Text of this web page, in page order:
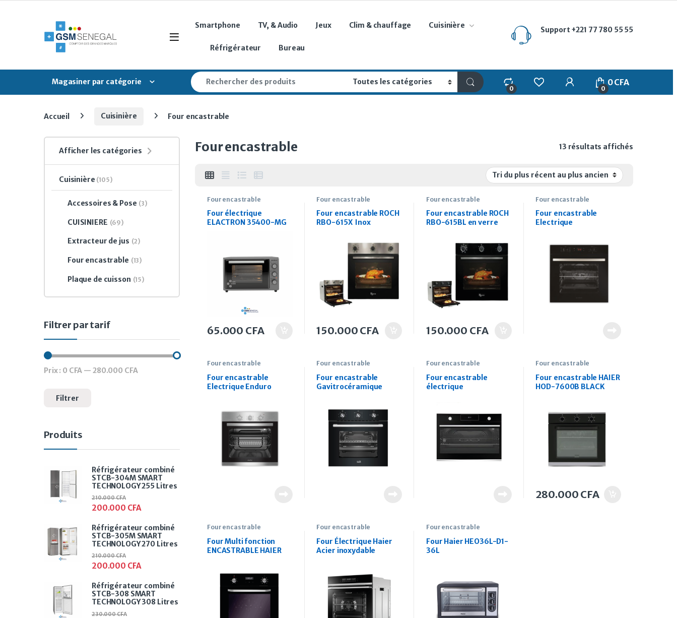
Open
Smartphone TV, & Audio Jeux Clim & chauffage Cuisinière
Réfrigérateur Bureau
Support +221 77 780 55 55
Magasiner par catégorie
Search for:
0
My Account
0
0CFA
Accueil Cuisinière Four encastrable
Four encastrable 13 résultats affichés
Four encastrable
Four électrique
ELACTRON 35400-MG
65.000 CFA
Four encastrable
Four encastrable ROCH
RBO-615X Inox
150.000 CFA
Four encastrable
Four encastrable ROCH
RBO-615BL en verre
150.000 CFA
Four encastrable
Four encastrable
Electrique
Four encastrable
Four encastrable
Electrique Enduro
Four encastrable
Four encastrable
Gavitrocéramique
Four encastrable
Four encastrable
électrique
Four encastrable
Four encastrable HAIER
HOD-7600B BLACK
280.000 CFA
Four encastrable
Four Multi fonction
ENCASTRABLE HAIER
Four encastrable
Four Électrique Haier
Acier inoxydable
Four encastrable
Four Haier HEO36L-D1-
36L
Afficher les catégories
Cuisinière (105)
Accessoires & Pose (3)
CUISINIERE (69)
Extracteur de jus (2)
Four encastrable (13)
Plaque de cuisson (15)
Filtrer par tarif
Prix min
Prix max
Filtrer
Prix : 0 CFA — 280.000 CFA
Produits
Réfrigérateur combiné
STCB-304M SMART
TECHNOLOGY 255 Litres
200.000 CFA
210.000CFA
Réfrigérateur combiné
STCB-305M SMART
TECHNOLOGY 270 Litres
200.000 CFA
210.000CFA
Réfrigérateur combiné
STCB-308 SMART
TECHNOLOGY 308 Litres
230.000CFA